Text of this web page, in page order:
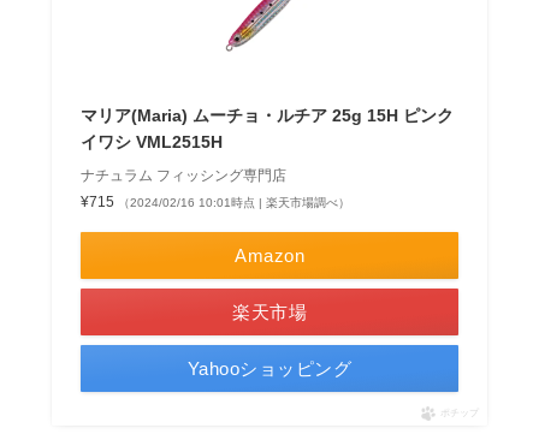
マリア(Maria) ムーチョ・ルチア 25g 15H ピンク
イワシ VML2515H
ナチュラム フィッシング専門店
¥715
（2024/02/16 10:01時点 | 楽天市場調べ）
Amazon
楽天市場
Yahooショッピング
ポチップ